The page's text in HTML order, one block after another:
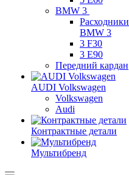
BMW 3
Расходники
BMW 3
3 F30
3 E90
Передний кардан
AUDI Volkswagen
Volkswagen
Audi
Контрактные детали
Мультибренд